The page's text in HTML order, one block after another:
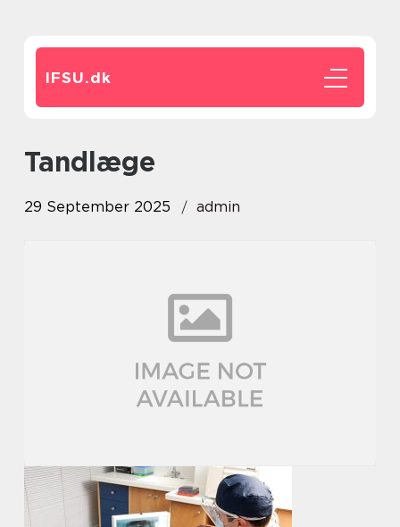
IFSU.dk
tandlæge
29 September 2025 admin